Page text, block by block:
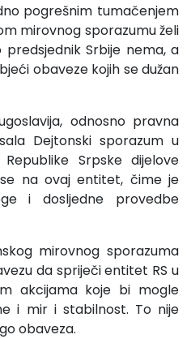
pogrešnim tumačenjem
mirovnog sporazumu želi
Srbije nema, a
obaveze kojih se dužan
odnosno pravna
Dejtonski sporazum u
Srpske dijelove
na ovaj entitet, čime je
i dosljedne provedbe
mirovnog sporazuma
da spriječi entitet RS u
akcijama koje bi mogle
i mir i stabilnost. To nije
obaveza.